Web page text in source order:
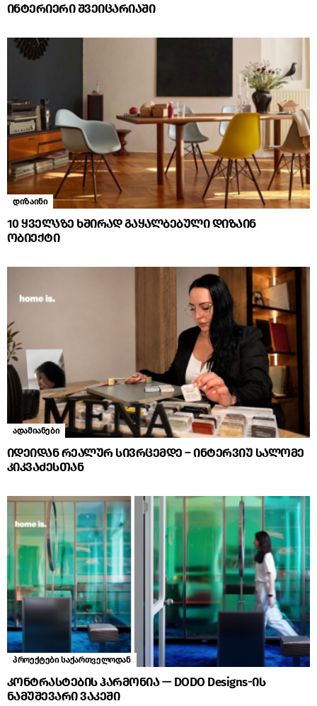
ინტერიერი შვეიცარიაში
დიზაინი
10 ყველაზე ხშირად გაყალბებული დიზაინ
ობიექტი
ადამიანები
იდეიდან რეალურ სივრცემდე – ინტერვიუ სალომე
კიკვაძესთან
პროექტები საქართველოდან
კონტრასტების ჰარმონია — DODO Designs-ის
ნამუშევარი ვაკეში